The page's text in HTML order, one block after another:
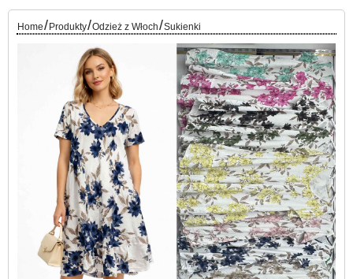
Home/ Produkty/Odzież z Włoch/Sukienki